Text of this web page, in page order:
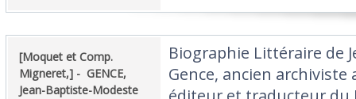
‎[Moquet et Comp.
Migneret,] - ‎ ‎GENCE,
Jean-Baptiste-Modeste‎
‎Biographie Littéraire de
Gence, ancien